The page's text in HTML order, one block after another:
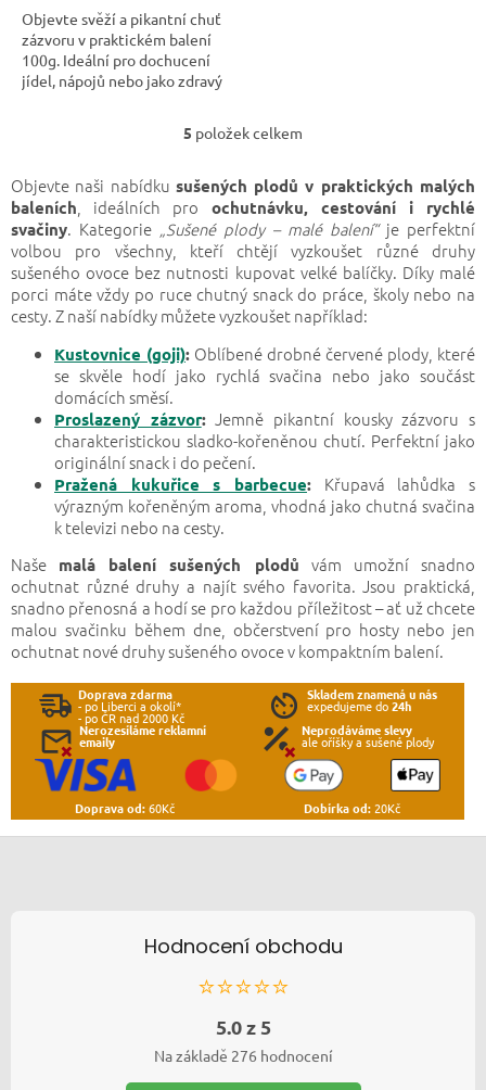
Objevte svěží a pikantní chuť
zázvoru v praktickém balení
100g. Ideální pro dochucení
jídel, nápojů nebo jako zdravý
Ovládací prvky
5 položek celkem
Objevte naši nabídku sušených plodů v praktických malých
baleních , ideálních pro ochutnávku, cestování i rychlé
svačiny. Kategorie „Sušené plody – malé balení“je perfektní
volbou pro všechny, kteří chtějí vyzkoušet různé druhy
sušeného ovoce bez nutnosti kupovat velké balíčky. Díky malé
porci máte vždy po ruce chutný snack do práce, školy nebo na
cesty. Z naší nabídky můžete vyzkoušet například:
Kustovnice (goji): Oblíbené drobné červené plody, které
se skvěle hodí jako rychlá svačina nebo jako součást
domácích směsí.
Proslazený zázvor:Jemně pikantní kousky zázvoru s
charakteristickou sladko-kořeněnou chutí. Perfektní jako
originální snack i do pečení.
Pražená kukuřice s barbecue: Křupavá lahůdka s
výrazným kořeněným aroma, vhodná jako chutná svačina
k televizi nebo na cesty.
Naše malá balení sušených plodů vám umožní snadno
ochutnat různé druhy a najít svého favorita. Jsou praktická,
snadno přenosná a hodí se pro každou příležitost – ať už chcete
malou svačinku během dne, občerstvení pro hosty nebo jen
ochutnat nové druhy sušeného ovoce v kompaktním balení.
Doprava zdarma
- po Liberci a okolí*
- po ČR nad 2000 Kč
Skladem znamená u nás
expedujeme do24h
Nerozesíláme reklamní
emaily
Neprodáváme slevy
ale oříšky a sušené plody
Doprava od:60Kč Dobírka od:20Kč
Hodnocení obchodu
⭐⭐⭐⭐⭐
5.0 z 5
Na základě 276 hodnocení